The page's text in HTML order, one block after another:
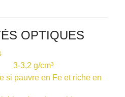
OPTIQUES
3-3,2 g/cm³
en Fe et riche en